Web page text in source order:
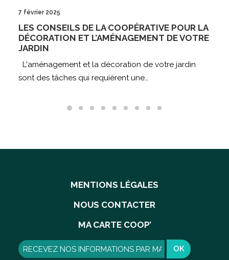
7 février 2025
LES CONSEILS DE LA COOPÉRATIVE POUR LA
DÉCORATION ET L’AMÉNAGEMENT DE VOTRE
JARDIN
L'aménagement et la décoration de votre jardin
sont des tâches qui requièrent une…
MENTIONS LÉGALES
NOUS CONTACTER
MA CARTE COOP’
OK